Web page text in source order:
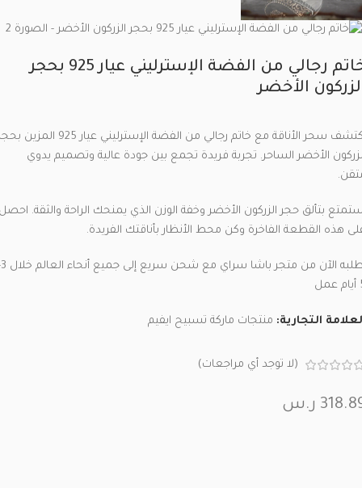
خاتم رجالي من الفضة الإسترليني عيار 925 بحجر
الأخضر
اكتشف سحر الأناقة مع خاتم رجالي من الفضة الإسترليني عيار 925
الأخضر الساحر. تجربة فريدة تجمع بين جودة عالية وتصميم يدوي
بتألق حجر الزركون الأخضر وخفة الوزن الذي يمنحك الراحة والثقة.
هذه القطعة الفاخرة وكن محط الأنظار بأناقتك الفريدة.
اطلبه الآن من
التجارية: منتجات ماركة تسبيح ايفيم
(لا توجد أي مراجعات)
ر.س